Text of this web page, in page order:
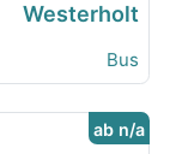
Westerholt
Bus
ab n/a